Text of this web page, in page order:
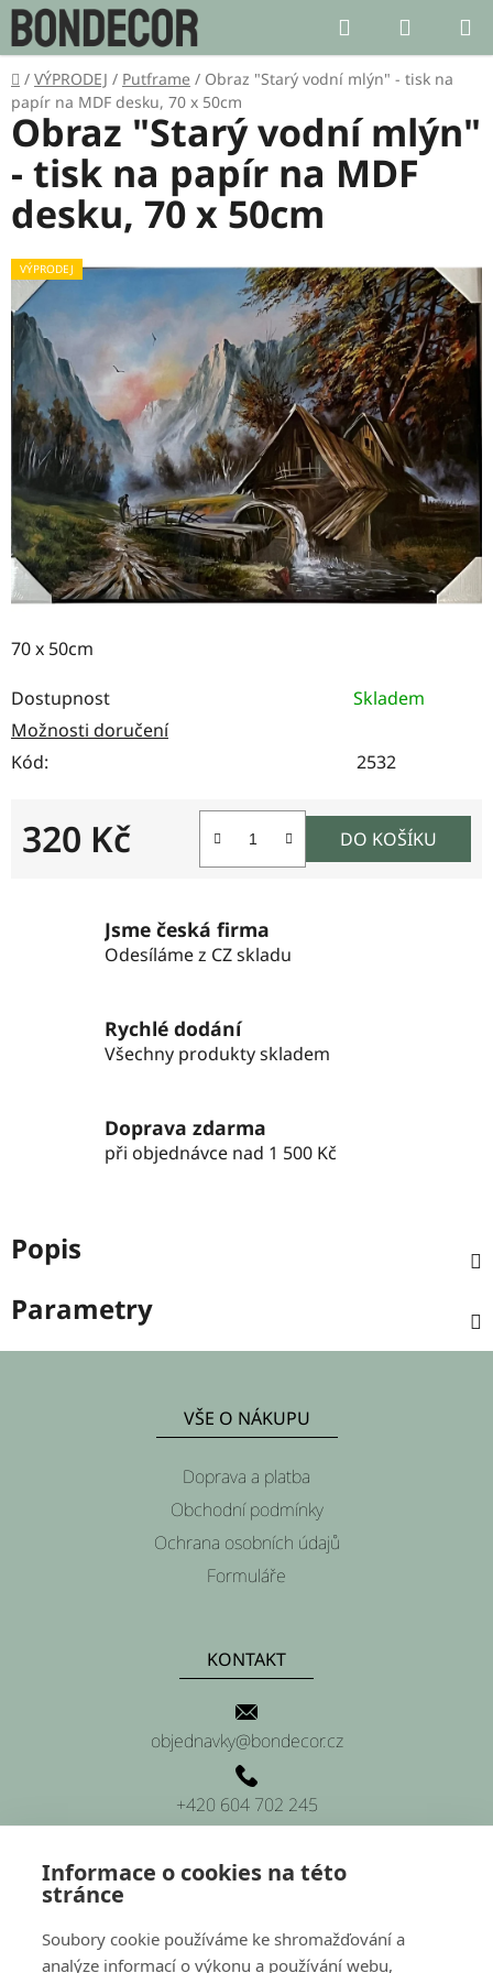
Informace o cookies na této
stránce
Soubory cookie používáme ke shromažďování a
analýze informací o výkonu a používání webu,
Přejít
na
obsah
Hledat
KOŠÍK
Domů
/ VÝPRODEJ / Putframe / Obraz "Starý vodní mlýn" - tisk na
papír na MDF desku, 70 x 50cm
70 x 50cm
Dostupnost
Skladem
Možnosti doručení
Kód:
2532
320 Kč DO KOŠÍKU
Obraz "Starý vodní mlýn"
- tisk na papír na MDF
desku, 70 x 50cm
VÝPRODEJ
Jsme česká firma
Odesíláme z CZ skladu
Rychlé dodání
Všechny produkty skladem
Doprava zdarma
při objednávce nad 1 500 Kč
Popis
Parametry
VŠE O NÁKUPU
Doprava a platba
Obchodní podmínky
Ochrana osobních údajů
Formuláře
KONTAKT
objednavky@bondecor.cz
+420 604 702 245